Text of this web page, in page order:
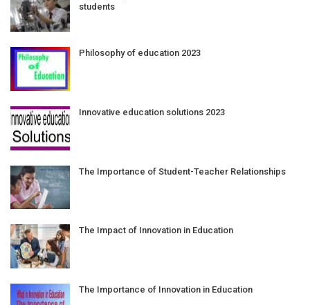
students
Philosophy of education 2023
Innovative education solutions 2023
The Importance of Student-Teacher Relationships
The Impact of Innovation in Education
The Importance of Innovation in Education